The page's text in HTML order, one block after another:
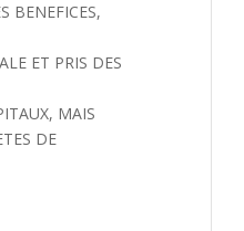
BENEFICES,
ET PRIS DES
MAIS
DE